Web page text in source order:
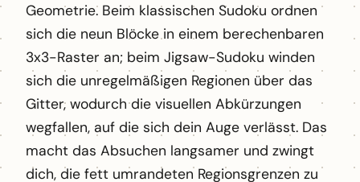
Geometrie. Beim klassischen Sudoku ordnen
sich die neun Blöcke in einem berechenbaren
3x3-Raster an; beim Jigsaw-Sudoku winden
sich die unregelmäßigen Regionen über das
Gitter, wodurch die visuellen Abkürzungen
wegfallen, auf die sich dein Auge verlässt. Das
macht das Absuchen langsamer und zwingt
dich, die fett umrandeten Regionsgrenzen zu